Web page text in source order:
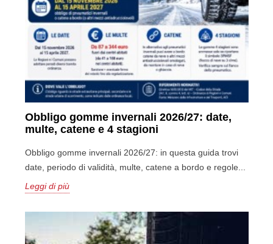
Obbligo gomme invernali 2026/27: date,
multe, catene e 4 stagioni
Obbligo gomme invernali 2026/27: in questa guida trovi
date, periodo di validità, multe, catene a bordo e regole...
Leggi di più